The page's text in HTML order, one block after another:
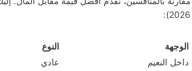
2026):
الوجهة النوع
داخل النعيم
عادي